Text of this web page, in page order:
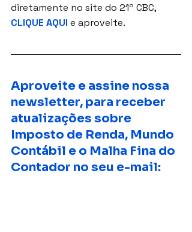
diretamente no site do 21º CBC,
CLIQUE AQUI e aproveite.
Aproveite e assine nossa
newsletter, para receber
atualizações sobre
Imposto de Renda, Mundo
Contábil e o Malha Fina do
Contador no seu e-mail: